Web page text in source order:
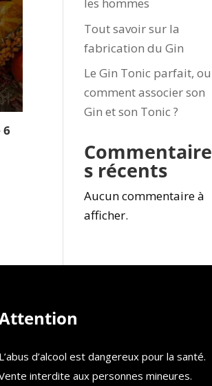
6
Tout savoir sur la
fabrication du Gin
Le Gin Tonic parfait, ou
comment associer son
Gin et son Tonic ?
Commentaire
s récents
Aucun commentaire à
afficher.
L’abus d’alcool est dangereux pour la santé.
interdite aux personnes mineures.